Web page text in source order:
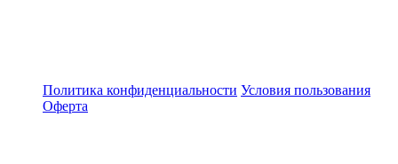
Политика конфиденциальности Условия пользования
Оферта